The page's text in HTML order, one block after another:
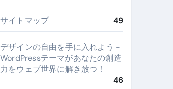
サイトマップ 49
デザインの自由を手に入れよう -
WordPressテーマがあなたの創造
力をウェブ世界に解き放つ！
46